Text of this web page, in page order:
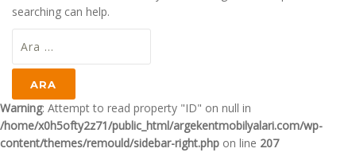
searching can help.
Warning: Attempt to read property "ID" on null in
/home/x0h5ofty2z71/public_html/argekentmobilyalari.com/wp-
content/themes/remould/sidebar-right.php on line 207